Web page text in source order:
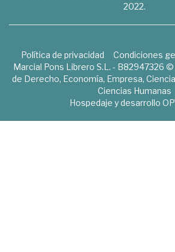
2022.
Política de privacidad Condiciones
Marcial Pons Librero S.L. - B82947326
de Derecho, Economía, Empresa,
Ciencias Humanas
Hospedaje y desarrollo